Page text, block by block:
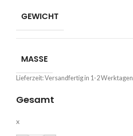
GEWICHT
MASSE
Lieferzeit:Versandfertig in 1-2 Werktagen
Gesamt
x